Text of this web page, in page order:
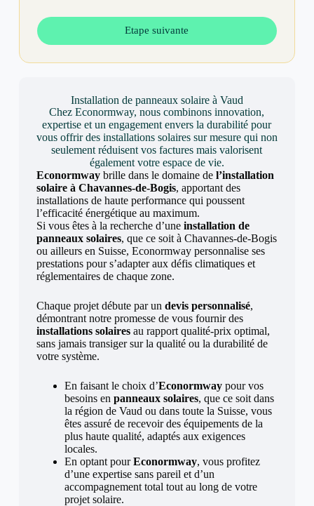
Etape suivante
Installation de panneaux solaire à Vaud
Chez Econormway, nous combinons innovation,
expertise et un engagement envers la durabilité pour
vous offrir des installations solaires sur mesure qui non
seulement réduisent vos factures mais valorisent
également votre espace de vie.
Econormwaybrille dans le domaine de l’installation
solaire à Chavannes-de-Bogis, apportant des
installations de haute performance qui poussent
l’efficacité énergétique au maximum.
Si vous êtes à la recherche d’une installation de
panneaux solaires, que ce soit à Chavannes-de-Bogis
ou ailleurs en Suisse, Econormway personnalise ses
prestations pour s’adapter aux défis climatiques et
réglementaires de chaque zone.
Chaque projet débute par un devis personnalisé,
démontrant notre promesse de vous fournir des
installations solairesau rapport qualité-prix optimal,
sans jamais transiger sur la qualité ou la durabilité de
votre système.
En faisant le choix d’Econormwaypour vos
besoins en panneaux solaires, que ce soit dans
la région de Vaud ou dans toute la Suisse, vous
êtes assuré de recevoir des équipements de la
plus haute qualité, adaptés aux exigences
locales.
En optant pourEconormway, vous profitez
d’une expertise sans pareil et d’un
accompagnement total tout au long de votre
projet solaire.